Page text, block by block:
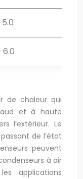
6.0
de chaleur qui
et à haute
l’extérieur. Le
de l’état
peuvent
à air
applications